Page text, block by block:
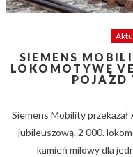
SIEMENS
LOKOMOTYWĘ
POJAZD
Siemens Mobility
jubileuszową, 2 000.
kamień milowy dla